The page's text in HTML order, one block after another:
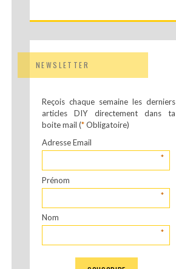
NEWSLETTER
Reçois chaque semaine les derniers
articles DIY directement dans ta
boite mail (*Obligatoire)
Adresse Email
*
Prénom
*
Nom
*